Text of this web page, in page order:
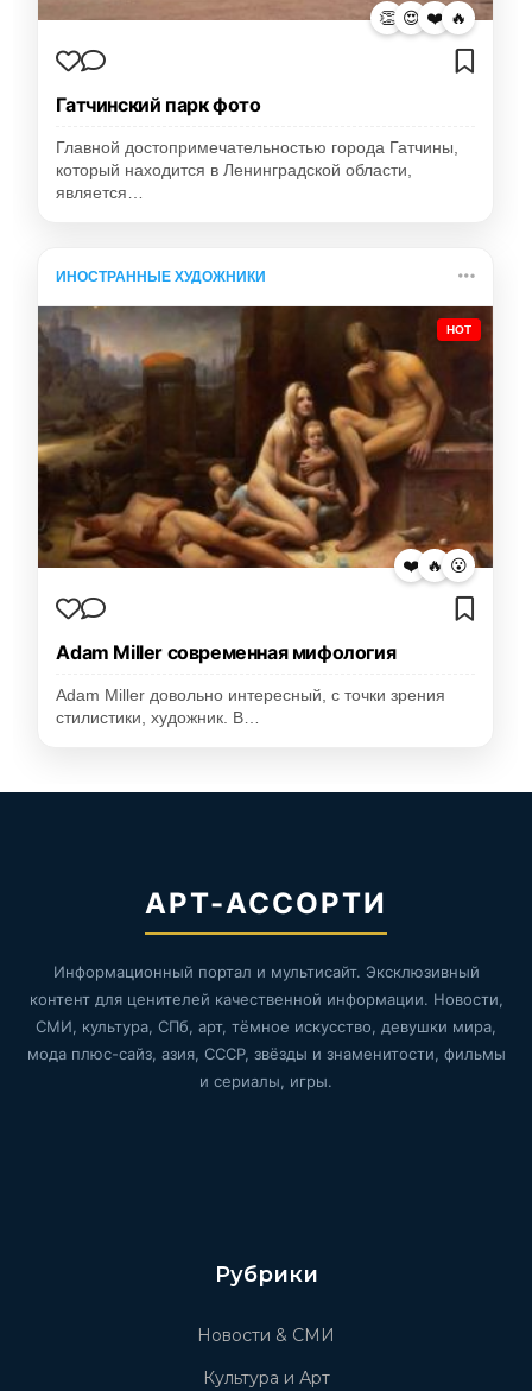
👏 😍 ❤️ 🔥
Гатчинский парк фото
Главной достопримечательностью города Гатчины,
который находится в Ленинградской области,
является…
ИНОСТРАННЫЕ ХУДОЖНИКИ
HOT
❤️ 🔥 😮
Adam Miller современная мифология
Adam Miller довольно интересный, с точки зрения
стилистики, художник. В…
АРТ-АССОРТИ
Информационный портал и мультисайт. Эксклюзивный
контент для ценителей качественной информации. Новости,
СМИ, культура, СПб, арт, тёмное искусство, девушки мира,
мода плюс-сайз, азия, СССР, звёзды и знаменитости, фильмы
и сериалы, игры.
Рубрики
Новости & СМИ
Культура и Арт